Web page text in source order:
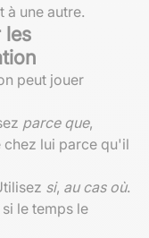
une autre.
les
peut jouer
parce que,
chez lui parce qu'il
si, au cas où.
le temps le